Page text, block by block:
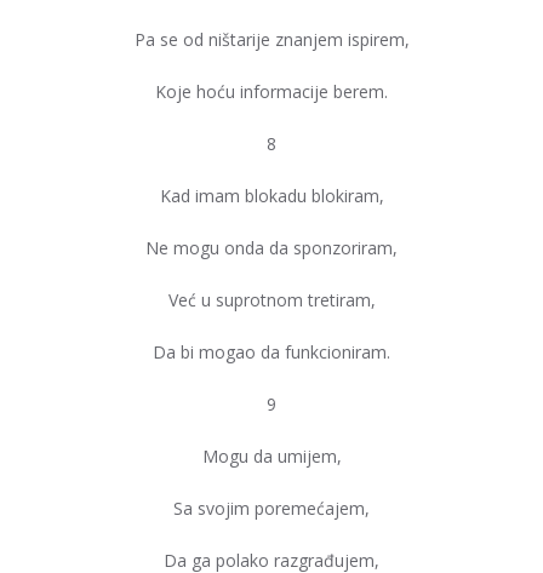
Pa se od ništarije znanjem ispirem,
Koje hoću informacije berem.
8
Kad imam blokadu blokiram,
Ne mogu onda da sponzoriram,
Već u suprotnom tretiram,
Da bi mogao da funkcioniram.
9
Mogu da umijem,
Sa svojim poremećajem,
Da ga polako razgrađujem,